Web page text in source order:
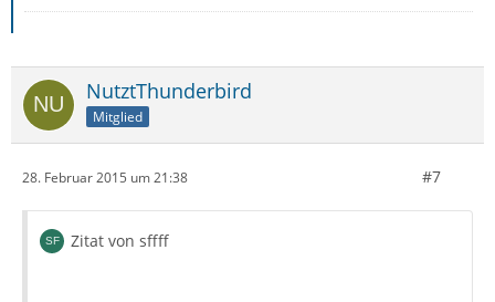
NutztThunderbird
Mitglied
28. Februar 2015 um 21:38 #7
Zitat von sffff